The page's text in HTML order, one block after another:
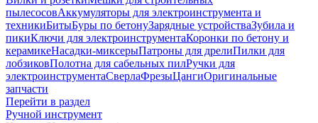
пылесосовАккумуляторы для электроинструмента и
техникиБитыБуры по бетонуЗарядные устройстваЗубила и
пикиКлючи для электроинструментаКоронки по бетону и
керамикеНасадки-миксерыПатроны для дрелиПилки для
лобзиковПолотна для сабельных пилРучки для
электроинструментаСверлаФрезыЦангиОригинальные
запчасти
Перейти в раздел
Ручной инструмент